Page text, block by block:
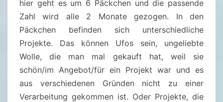
hier geht es um 6 Päckchen und die passende
Zahl wird alle 2 Monate gezogen. In den
Päckchen befinden sich unterschiedliche
Projekte. Das können Ufos sein, ungeliebte
Wolle, die man mal gekauft hat, weil sie
schön/im Angebot/für ein Projekt war und es
aus verschiedenen Gründen nicht zu einer
Verarbeitung gekommen ist. Oder Projekte, die